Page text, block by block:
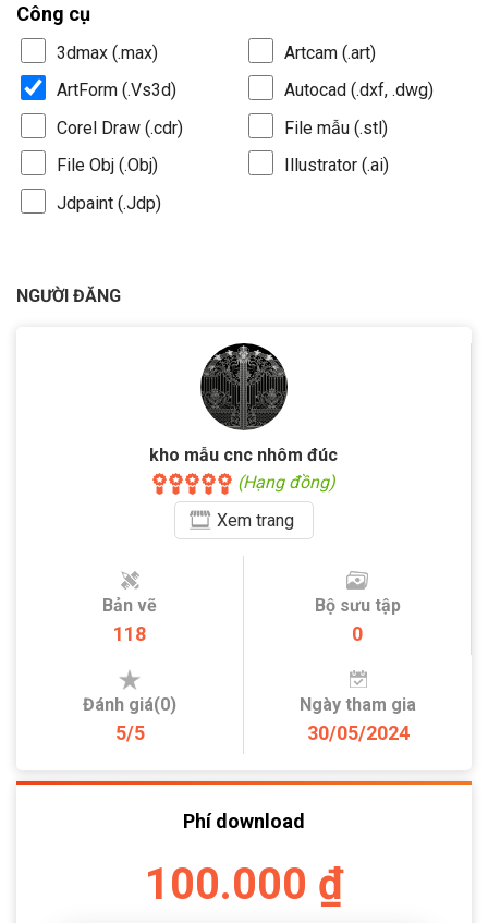
Công cụ
3dmax (.max)
Artcam (.art)
ArtForm (.Vs3d)
Autocad (.dxf, .dwg)
Corel Draw (.cdr)
File mẫu (.stl)
File Obj (.Obj)
Illustrator (.ai)
Jdpaint (.Jdp)
NGƯỜI ĐĂNG
kho mẫu cnc nhôm đúc
(Hạng đồng)
Xemtrang
Bản vẽ
118
Bộ sưu tập
0
Đánh giá(0)
5/5
Ngày tham gia
30/05/2024
Phí download
100.000 ₫